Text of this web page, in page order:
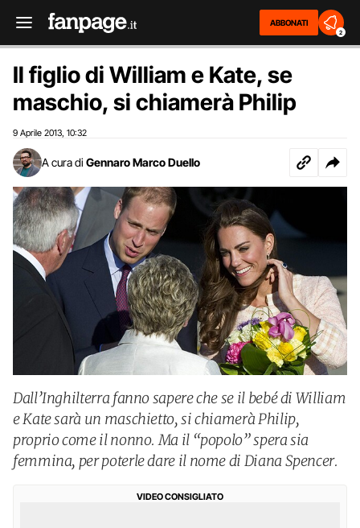
ABBONATI
2
Il figlio di William e Kate, se
maschio, si chiamerà Philip
9 Aprile 2013 10:32
A cura di Gennaro Marco Duello
Dall’Inghilterra fanno sapere che se il bebé di William
e Kate sarà un maschietto, si chiamerà Philip,
proprio come il nonno. Ma il “popolo” spera sia
femmina, per poterle dare il nome di Diana Spencer.
VIDEO CONSIGLIATO